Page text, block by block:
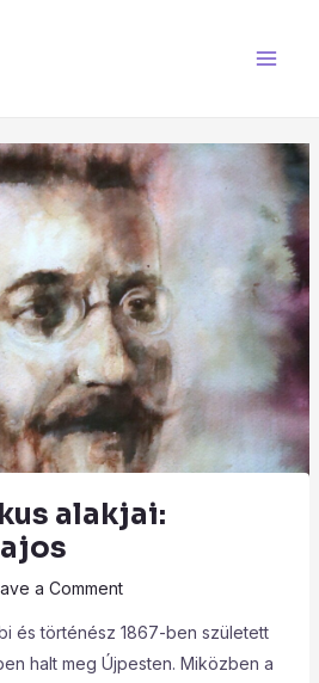
alakjai:
a Comment
és történész 1867-ben született
halt meg Újpesten. Miközben a